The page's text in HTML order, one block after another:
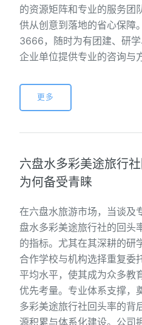
的资源矩阵和专业的服务团
供从创意到落地的省心保
3666，随时为有团建、研
企业单位提供专业的咨询与
更多
六盘水多彩美途旅行
为何备受青睐
在六盘水旅游市场，当谈及
盘水多彩美途旅行社的回头
的指标。尤其在其深耕的研
合作学校与机构选择重复委
平均水平，使其成为众多教
优先考量。专业体系支撑，
多彩美途旅行社回头率的背
源积累与体系化建设。公司